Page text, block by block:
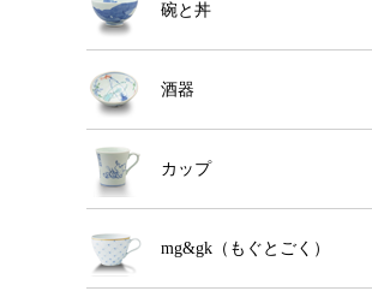
碗と丼
酒器
カップ
mg&gk（もぐとごく）